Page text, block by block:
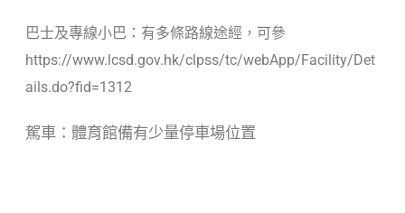
巴士及專線小巴：有多條路線途經，可參
https://www.lcsd.gov.hk/clpss/tc/webApp/Facility/Det
ails.do?fid=1312
駕車：體育館備有少量停車場位置